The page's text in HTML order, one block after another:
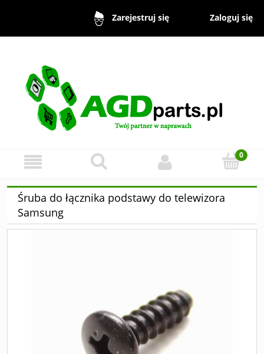
Zarejestruj się Zaloguj się
Śruba do łącznika podstawy do telewizora
Samsung